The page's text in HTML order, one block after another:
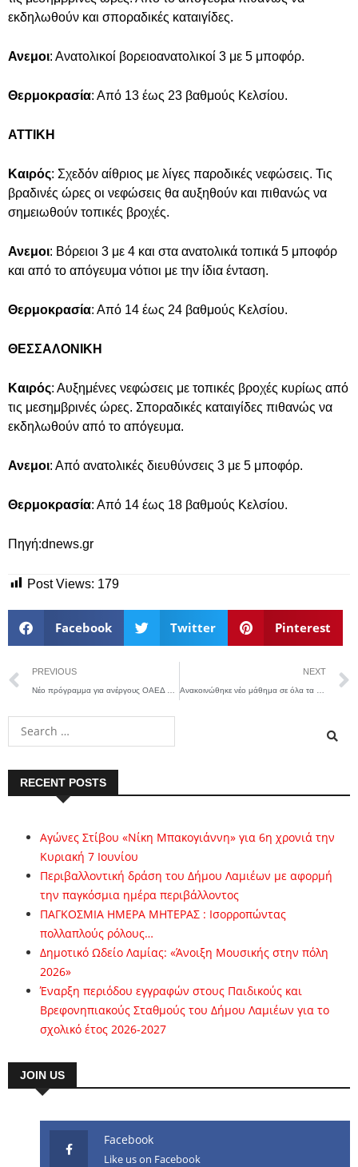
εκδηλωθούν και σποραδικές καταιγίδες.
Ανεμοι: Ανατολικοί βορειοανατολικοί 3 με 5 μποφόρ.
Θερμοκρασία: Από 13 έως 23 βαθμούς Κελσίου.
ΑΤΤΙΚΗ
Καιρός: Σχεδόν αίθριος με λίγες παροδικές νεφώσεις. Τις
βραδινές ώρες οι νεφώσεις θα αυξηθούν και πιθανώς να
σημειωθούν τοπικές βροχές.
Ανεμοι: Βόρειοι 3 με 4 και στα ανατολικά τοπικά 5 μποφόρ
και από το απόγευμα νότιοι με την ίδια ένταση.
Θερμοκρασία: Από 14 έως 24 βαθμούς Κελσίου.
ΘΕΣΣΑΛΟΝΙΚΗ
Καιρός: Αυξημένες νεφώσεις με τοπικές βροχές κυρίως από
τις μεσημβρινές ώρες. Σποραδικές καταιγίδες πιθανώς να
εκδηλωθούν από το απόγευμα.
Ανεμοι: Από ανατολικές διευθύνσεις 3 με 5 μποφόρ.
Θερμοκρασία: Από 14 έως 18 βαθμούς Κελσίου.
Πηγή:dnews.gr
Post Views: 179
Facebook Twitter Pinterest
PREVIOUS NEXT
RECENT POSTS
Αγώνες Στίβου «Νίκη Μπακογιάννη» για 6η χρονιά την
Κυριακή 7 Ιουνίου
Περιβαλλοντική δράση του Δήμου Λαμιέων με αφορμή
την παγκόσμια ημέρα περιβάλλοντος
ΠΑΓΚΟΣΜΙΑ ΗΜΕΡΑ ΜΗΤΕΡΑΣ : Ισορροπώντας
πολλαπλούς ρόλους…
Δημοτικό Ωδείο Λαμίας: «Άνοιξη Μουσικής στην πόλη
2026»
Έναρξη περιόδου εγγραφών στους Παιδικούς και
Βρεφονηπιακούς Σταθμούς του Δήμου Λαμιέων για το
σχολικό έτος 2026-2027
JOIN US
Facebook
Like us on Facebook